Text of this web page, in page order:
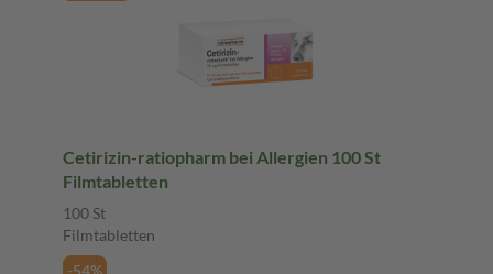
Cetirizin-ratiopharm bei Allergien 100 St
Filmtabletten
100 St
Filmtabletten
-54%